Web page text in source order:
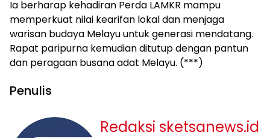
Ia berharap kehadiran Perda LAMKR mampu
memperkuat nilai kearifan lokal dan menjaga
warisan budaya Melayu untuk generasi mendatang.
Rapat paripurna kemudian ditutup dengan pantun
dan peragaan busana adat Melayu. (***)
Penulis
Redaksi sketsanews.id